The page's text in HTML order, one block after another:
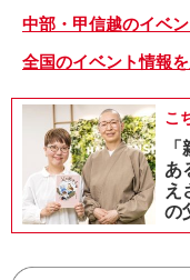
中部・甲信越のイベ
全国のイベント情報
こ
あ
え
の